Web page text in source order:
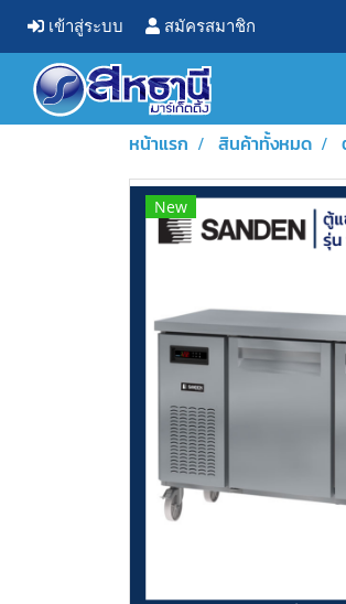
เข้าสู่ระบบ สมัครสมาชิก
หน้าแรก สินค้าทั้งหมด
New